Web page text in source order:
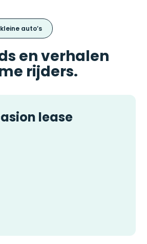
auto’s
en verhalen
rijders.
lease